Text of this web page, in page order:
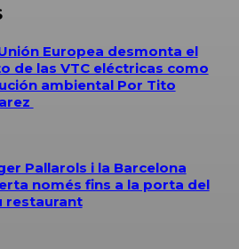
Europea desmonta el
de las VTC eléctricas como
ambiental Por Tito
Pallarols i la Barcelona
només fins a la porta del
restaurant